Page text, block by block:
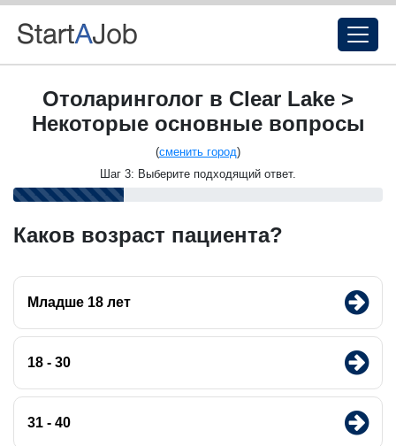
Отоларинголог в Clear Lake >
Некоторые основные вопросы
(сменить город)
Шаг 3: Выберите подходящий ответ.
Каков возраст пациента?
Младше 18 лет
18 - 30
31 - 40